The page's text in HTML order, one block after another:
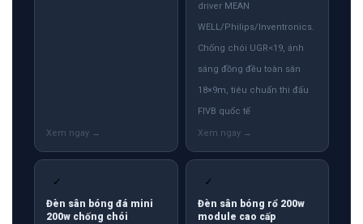
driver MEAN
WELL/Philips/Inventronics.
Chống chói UGR<19, ánh
sáng đồng đều toàn sân
18×9m, tiêu chuẩn thi đấu
FIVB quốc tế
✓
Đèn sân bóng đá mini
200w chống chói
✓
Đèn sân bóng rổ 200w
module cao cấp